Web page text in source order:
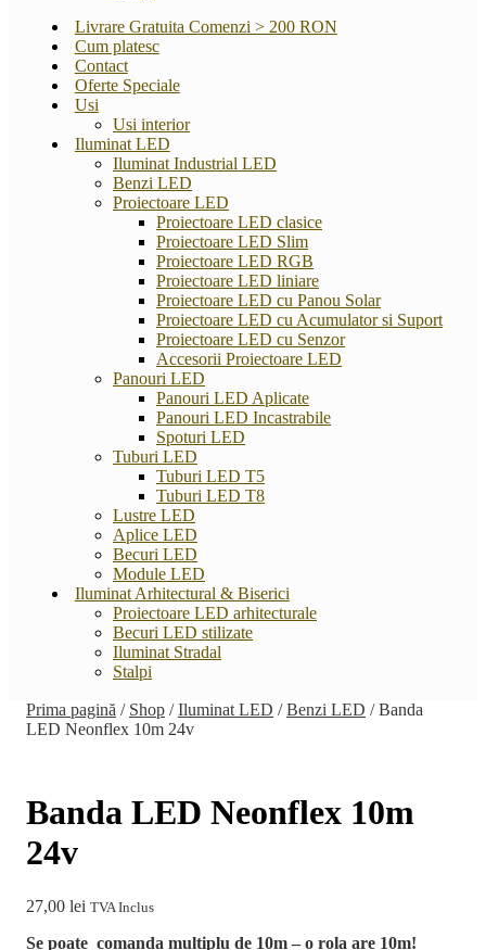
Livrare Gratuita Comenzi > 200 RON
Cum platesc
Contact
Oferte Speciale
Usi
Usi interior
Iluminat LED
Iluminat Industrial LED
Benzi LED
Proiectoare LED
Proiectoare LED clasice
Proiectoare LED Slim
Proiectoare LED RGB
Proiectoare LED liniare
Proiectoare LED cu Panou Solar
Proiectoare LED cu Acumulator si Suport
Proiectoare LED cu Senzor
Accesorii Proiectoare LED
Panouri LED
Panouri LED Aplicate
Panouri LED Incastrabile
Spoturi LED
Tuburi LED
Tuburi LED T5
Tuburi LED T8
Lustre LED
Aplice LED
Becuri LED
Module LED
Iluminat Arhitectural & Biserici
Proiectoare LED arhitecturale
Becuri LED stilizate
Iluminat Stradal
Stalpi
Prima pagină / Shop /Iluminat LED /Benzi LED /Banda
LED Neonflex 10m 24v
Banda LED Neonflex 10m
24v
27,00 lei TVA Inclus
Se poate comanda multiplu de 10m – o rola are 10m!